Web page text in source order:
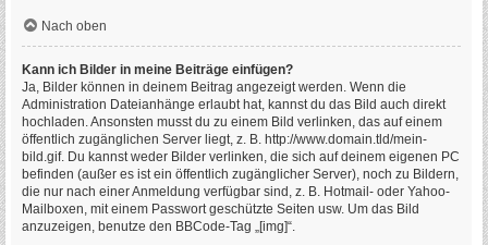
Nach oben
Kann ich Bilder in meine Beiträge einfügen?
Ja, Bilder können in deinem Beitrag angezeigt werden. Wenn die
Administration Dateianhänge erlaubt hat, kannst du das Bild auch direkt
hochladen. Ansonsten musst du zu einem Bild verlinken, das auf einem
öffentlich zugänglichen Server liegt, z. B. http://www.domain.tld/mein-
bild.gif. Du kannst weder Bilder verlinken, die sich auf deinem eigenen PC
befinden (außer es ist ein öffentlich zugänglicher Server), noch zu Bildern,
die nur nach einer Anmeldung verfügbar sind, z. B. Hotmail- oder Yahoo-
Mailboxen, mit einem Passwort geschützte Seiten usw. Um das Bild
anzuzeigen, benutze den BBCode-Tag „[img]“.